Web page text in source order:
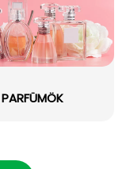
PARFÜMÖK